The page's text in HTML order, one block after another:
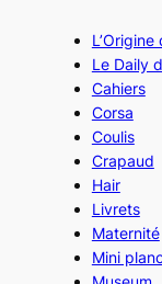
Le Daily
Cahiers
Corsa
Coulis
Crapaud
Hair
Livrets
Maternité
Mini